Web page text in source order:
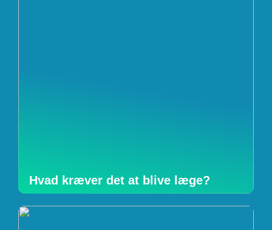
Hvad kræver det at blive læge?